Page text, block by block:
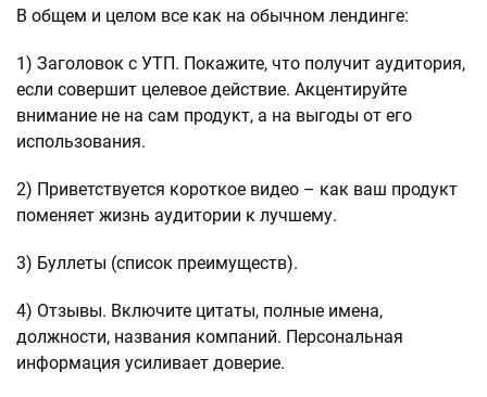
В общем и целом все как на обычном лендинге:
1) Заголовок с УТП. Покажите, что получит аудитория,
если совершит целевое действие. Акцентируйте
внимание не на сам продукт, а на выгоды от его
использования.
2) Приветствуется короткое видео – как ваш продукт
поменяет жизнь аудитории к лучшему.
3) Буллеты (список преимуществ).
4) Отзывы. Включите цитаты, полные имена,
должности, названия компаний. Персональная
информация усиливает доверие.